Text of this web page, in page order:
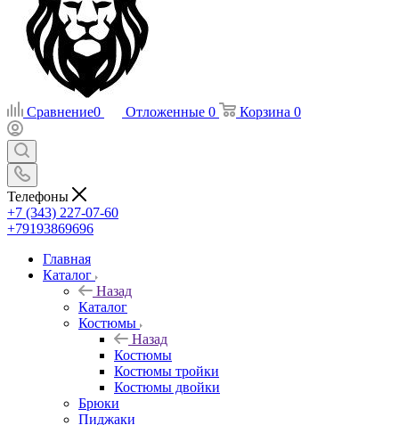
Сравнение0 Отложенные 0 Корзина 0
Телефоны
+7 (343) 227-07-60
+79193869696
Главная
Каталог
Назад
Каталог
Костюмы
Назад
Костюмы
Костюмы тройки
Костюмы двойки
Брюки
Пиджаки